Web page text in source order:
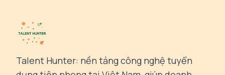
Talent Hunter: nền tảng công nghệ tuyển